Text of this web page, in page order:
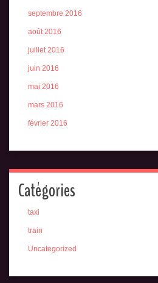
septembre 2016
août 2016
juillet 2016
juin 2016
mai 2016
mars 2016
février 2016
Catégories
taxi
train
Uncategorized